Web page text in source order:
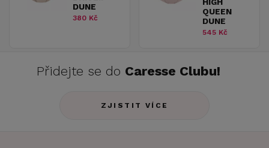
DUNE
380 Kč
HIGH
QUEEN
DUNE
545 Kč
Přidejte se do Caresse Clubu!
ZJISTIT VÍCE